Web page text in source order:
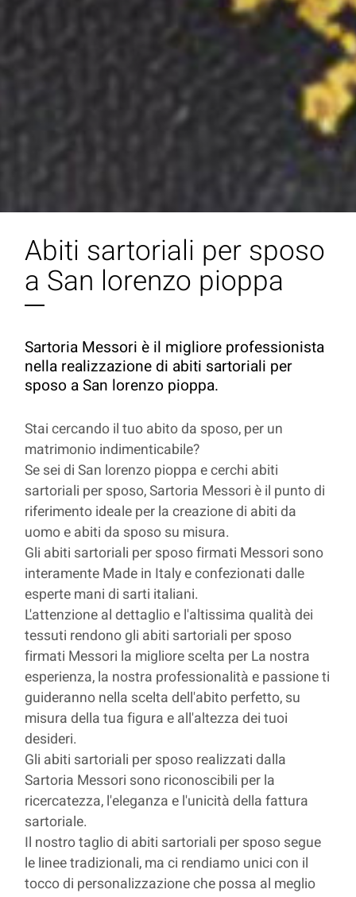
Abiti sartoriali per sposo
a San lorenzo pioppa
Sartoria Messori è il migliore professionista
nella realizzazione di abiti sartoriali per
sposo a San lorenzo pioppa.
Stai cercando il tuo abito da sposo, per un
matrimonio indimenticabile?
Se sei di San lorenzo pioppa e cerchi abiti
sartoriali per sposo, Sartoria Messori è il punto di
riferimento ideale per la creazione di abiti da
uomo e abiti da sposo su misura.
Gli abiti sartoriali per sposo firmati Messori sono
interamente Made in Italy e confezionati dalle
esperte mani di sarti italiani.
L'attenzione al dettaglio e l'altissima qualità dei
tessuti rendono gli abiti sartoriali per sposo
firmati Messori la migliore scelta per La nostra
esperienza, la nostra professionalità e passione ti
guideranno nella scelta dell'abito perfetto, su
misura della tua figura e all'altezza dei tuoi
desideri.
Gli abiti sartoriali per sposo realizzati dalla
Sartoria Messori sono riconoscibili per la
ricercatezza, l'eleganza e l'unicità della fattura
sartoriale.
Il nostro taglio di abiti sartoriali per sposo segue
le linee tradizionali, ma ci rendiamo unici con il
tocco di personalizzazione che possa al meglio